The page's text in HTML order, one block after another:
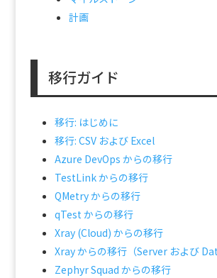
計画
移行ガイド
移行: はじめに
移行: CSV および Excel
Azure DevOps からの移行
TestLink からの移行
QMetry からの移行
qTest からの移行
Xray (Cloud) からの移行
Xray からの移行（Server および
Zephyr Squad からの移行